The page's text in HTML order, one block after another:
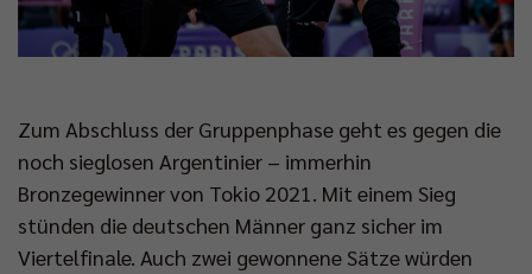
Zum Abschluss der Gruppenphase geht es gegen die
noch sieglosen Argentinier – immerhin
Bronzegewinner von Tokio 2021. Mit einem Sieg
stünden die deutschen Männer ganz sicher im
Viertelfinale. Auch zwei gewonnene Sätze würden